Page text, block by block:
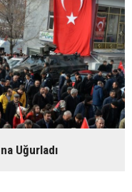
Uğurladı